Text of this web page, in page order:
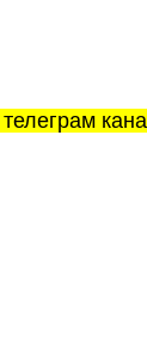
телеграм